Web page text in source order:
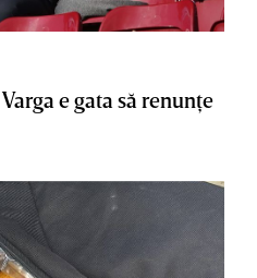
e gata să renunţe